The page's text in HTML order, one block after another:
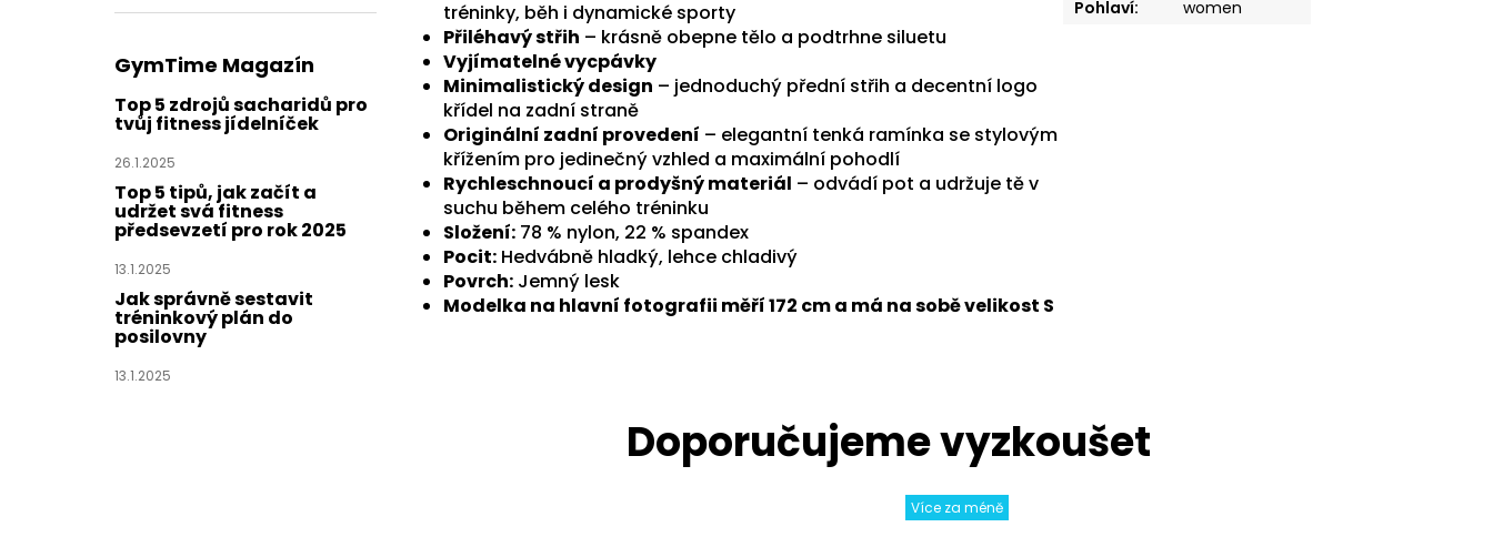
GymTime Magazín
Top 5 zdrojů sacharidů pro
tvůj fitness jídelníček
26.1.2025
Top 5 tipů, jak začít a
udržet svá fitness
předsevzetí pro rok 2025
13.1.2025
Jak správně sestavit
tréninkový plán do
posilovny
13.1.2025
Více za méně
tréninky, běh i dynamické sporty
Přiléhavý střih – krásně obepne tělo a podtrhne siluetu
Vyjímatelné vycpávky
Minimalistický design – jednoduchý přední střih a decentní logo
křídel na zadní straně
Originální zadní provedení – elegantní tenká ramínka se stylovým
křížením pro jedinečný vzhled a maximální pohodlí
Rychleschnoucí a prodyšný materiál – odvádí pot a udržuje tě v
suchu během celého tréninku
Složení: 78 % nylon, 22 % spandex
Pocit: Hedvábně hladký, lehce chladivý
Povrch: Jemný lesk
Modelka na hlavní fotografii měří 172 cm a má na sobě velikost S
Pohlaví: women